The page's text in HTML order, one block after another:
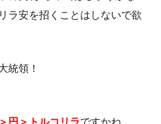
ラ安を招くことはしないで欲
統領！
円＞トルコリラですかね。